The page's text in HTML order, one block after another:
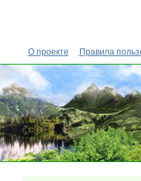
О проекте Правила